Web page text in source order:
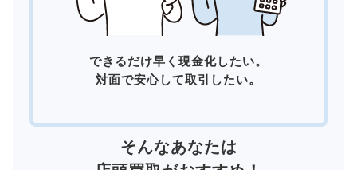
できるだけ早く現金化したい。
対面で安心して取引したい。
そんなあなたは